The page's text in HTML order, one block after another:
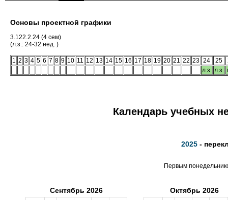
Основы проектной графики
3.122.2.24 (4 сем)
(л.з.: 24-32 нед. )
1 2 3 4 5 6 7 8 9 10 11 12 13 14 15 16 17 18 19 20 21 22 23 24 25
л.з. л.з.
Календарь учебных
2025 -
Первым
Сентябрь 2026 Октябрь 2026